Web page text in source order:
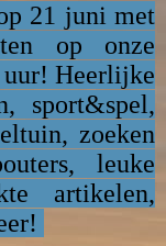
21 juni met
op onze
Heerlijke
sport&spel,
zoeken
leuke
artikelen,